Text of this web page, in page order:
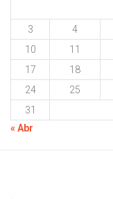
3
4
10
11
17
18
24
25
31
« Abr